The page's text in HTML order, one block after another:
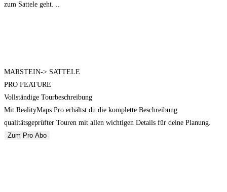
zum Sattele geht. ..
MARSTEIN-> SATTELE
PRO FEATURE
Vollständige Tourbeschreibung
Mit RealityMaps Pro erhältst du die komplette Beschreibung
qualitätsgeprüfter Touren mit allen wichtigen Details für deine Planung.
Zum Pro Abo